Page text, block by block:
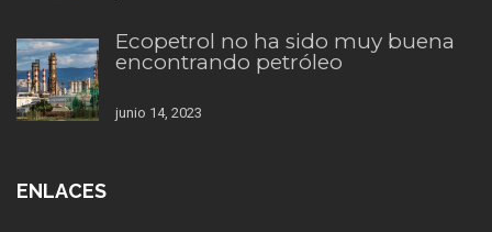
Ecopetrol no ha sido muy buena
encontrando petróleo
junio 14, 2023
ENLACES